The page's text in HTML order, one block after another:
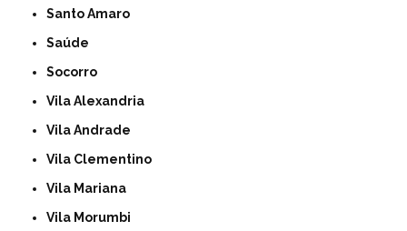
Santo Amaro
Saúde
Socorro
Vila Alexandria
Vila Andrade
Vila Clementino
Vila Mariana
Vila Morumbi